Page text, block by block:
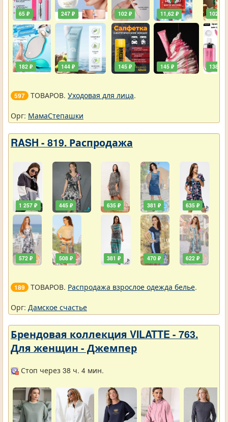
65 ₽
182 ₽
247 ₽
144 ₽
102 ₽
145 ₽
11,62 ₽
145 ₽
102 ₽
138 ₽
597 ТОВАРОВ. Уходовая для лица.
Орг: МамаСтепашки
RASH - 819. Распродажа
1 257 ₽
572 ₽
445 ₽
508 ₽
635 ₽
381 ₽
381 ₽
470 ₽
635 ₽
622 ₽
189 ТОВАРОВ. Распродажа взрослое одежда белье.
Орг: Дамское счастье
Брендовая коллекция VILATTE - 763.
Для женщин - Джемпер
Стоп через 38 ч. 4 мин.